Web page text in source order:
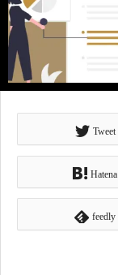
Tweet
Hatena
feedly